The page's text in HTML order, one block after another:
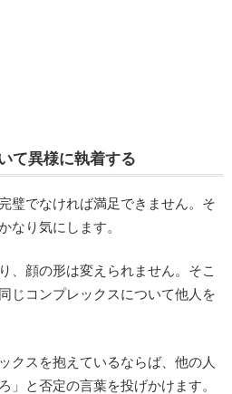
て異様に執着する
璧でなければ満足できません。そ
なり気にします。
、顔の形は変えられません。そこ
じコンプレックスについて他人を
クスを抱えているならば、他の人
」と否定の言葉を投げかけます。